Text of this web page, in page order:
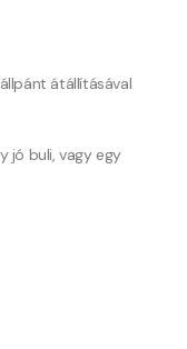
átállításával
jó buli, vagy egy